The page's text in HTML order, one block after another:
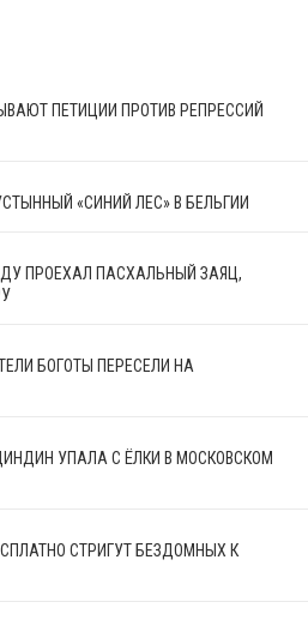
ПЕТИЦИИ ПРОТИВ РЕПРЕССИЙ
«СИНИЙ ЛЕС» В БЕЛЬГИИ
ПРОЕХАЛ ПАСХАЛЬНЫЙ ЗАЯЦ,
БОГОТЫ ПЕРЕСЕЛИ НА
УПАЛА С ЁЛКИ В МОСКОВСКОМ
СТРИГУТ БЕЗДОМНЫХ К